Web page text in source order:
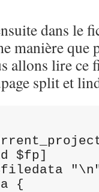
dans le
manière que
allons lire ce
split et
$fp]
{